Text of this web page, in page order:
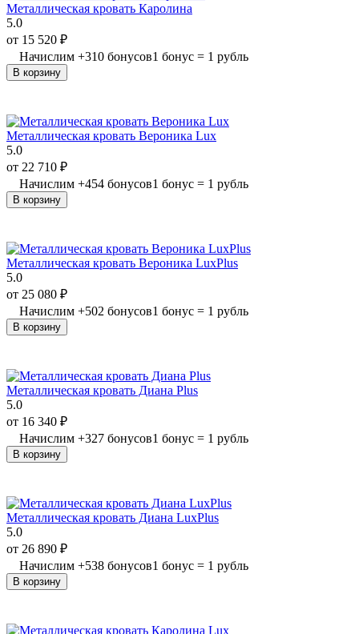
Металлическая кровать Каролина
5.0
от 15 520 ₽
Начислим +310 бонусов1 бонус = 1 рубль
В корзину
Металлическая кровать Вероника Lux
5.0
от 22 710 ₽
Начислим +454 бонусов1 бонус = 1 рубль
В корзину
Металлическая кровать Вероника LuxPlus
5.0
от 25 080 ₽
Начислим +502 бонусов1 бонус = 1 рубль
В корзину
Металлическая кровать Диана Plus
5.0
от 16 340 ₽
Начислим +327 бонусов1 бонус = 1 рубль
В корзину
Металлическая кровать Диана LuxPlus
5.0
от 26 890 ₽
Начислим +538 бонусов1 бонус = 1 рубль
В корзину